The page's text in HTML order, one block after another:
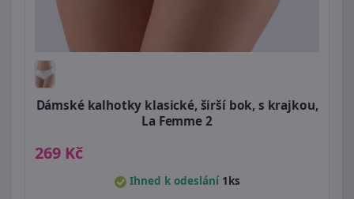
Dámské kalhotky klasické, širší bok, s krajkou,
La Femme 2
269 Kč
Ihned k odeslání 1ks